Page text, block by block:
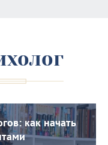
как начать